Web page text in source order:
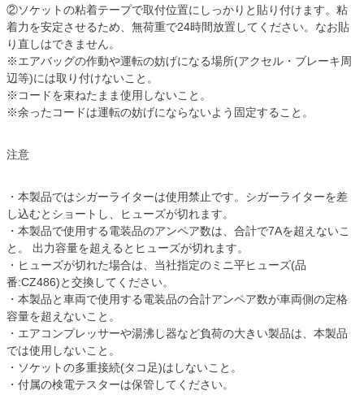
②ソケットの粘着テープで取付位置にしっかりと貼り付けます。粘
着力を安定させるため、無荷重で24時間放置してください。なお貼
り直しはできません。
※エアバッグの作動や運転の妨げになる場所(アクセル・ブレーキ周
辺等)には取り付けないこと。
※コードを束ねたまま使用しないこと。
※余ったコードは運転の妨げにならないよう固定すること。
注意
・本製品ではシガーライターは使用禁止です。シガーライターを差
し込むとショートし、ヒューズが切れます。
・本製品で使用する電装品のアンペア数は、合計で7Aを超えないこ
と。 出力容量を超えるとヒューズが切れます。
・ヒューズが切れた場合は、当社指定のミニ平ヒューズ(品
番:CZ486)と交換してください。
・本製品と車両で使用する電装品の合計アンペア数が車両側の定格
容量を超えないこと。
・エアコンプレッサーや湯沸し器など負荷の大きい製品は、本製品
では使用しないこと。
・ソケットの多重接続(タコ足)はしないこと。
・付属の検電テスターは保管してください。